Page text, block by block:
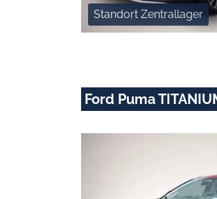
Standort Zentrallager
Ford Puma